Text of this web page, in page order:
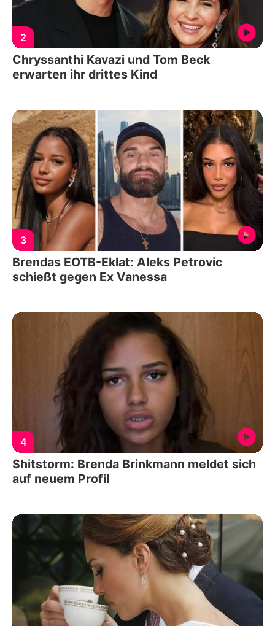
2
Chryssanthi Kavazi und Tom Beck
erwarten ihr drittes Kind
3
Brendas EOTB-Eklat: Aleks Petrovic
schießt gegen Ex Vanessa
4
Shitstorm: Brenda Brinkmann meldet sich
auf neuem Profil